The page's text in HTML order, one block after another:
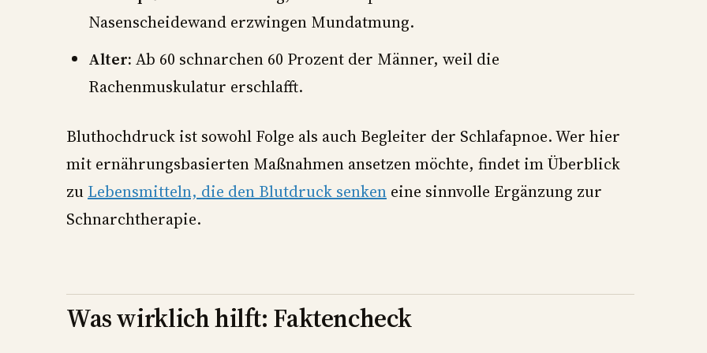
Nasenscheidewand erzwingen Mundatmung.
Alter: Ab 60 schnarchen 60 Prozent der Männer, weil die
Rachenmuskulatur erschlafft.
Bluthochdruck ist sowohl Folge als auch Begleiter der Schlafapnoe. Wer hier
mit ernährungsbasierten Maßnahmen ansetzen möchte, findet im Überblick
zu Lebensmitteln, die den Blutdruck senken eine sinnvolle Ergänzung zur
Schnarchtherapie.
Was wirklich hilft: Faktencheck